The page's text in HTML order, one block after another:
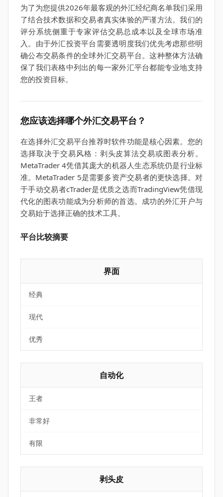
为了为您提供2026年最客观的外汇经纪商名单我们采用
了结合技术数据和交易者真实体验的严谨方法。我们的
评分系统侧重于专家评估交易总成本以及全球市场准
入。由于外汇投资平台需要透明度我们优先考虑那些明
确公布交易条件的全球外汇交易平台。这种整体方法确
保了我们表格中列出的每一家外汇平台都能专业地支持
您的投资目标。
您应该选择哪个外汇交易平台？
在选择外汇交易平台推荐时软件功能是核心因素。您的
选择取决于交易风格：剥头皮算法交易或图表分析。
MetaTrader 4凭借其庞大的机器人生态系统仍是行业标
准。MetaTrader 5是需要多资产交易者的更快选择。对
于手动交易者cTrader是优质之选而TradingView凭借现
代化的图表功能成为分析师的首选。成功的外汇开户与
交易始于选择正确的技术工具。
平台比较摘要
界面
经典
现代
优秀
自动化
王者
非常好
有限
剥头皮